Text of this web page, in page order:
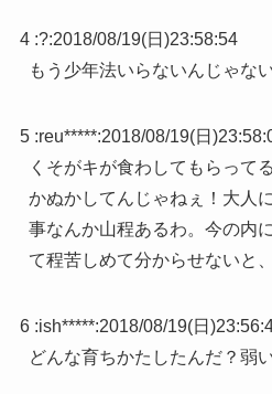
4 :?:2018/08/19(日)23:58:54
もう少年法いらないんじゃな
5 :reu*****:2018/08/19(日
くそがキが食わしてもらって
かぬかしてんじゃねぇ！大人
事なんか山程あるわ。今の内
て程苦しめて分からせないと
6 :ish*****:2018/08/19(日
どんな育ちかたしたんだ？弱